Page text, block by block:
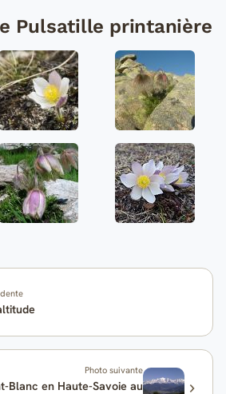
Pulsatille printanière
Photo suivante
Blanc en Haute-Savoie au